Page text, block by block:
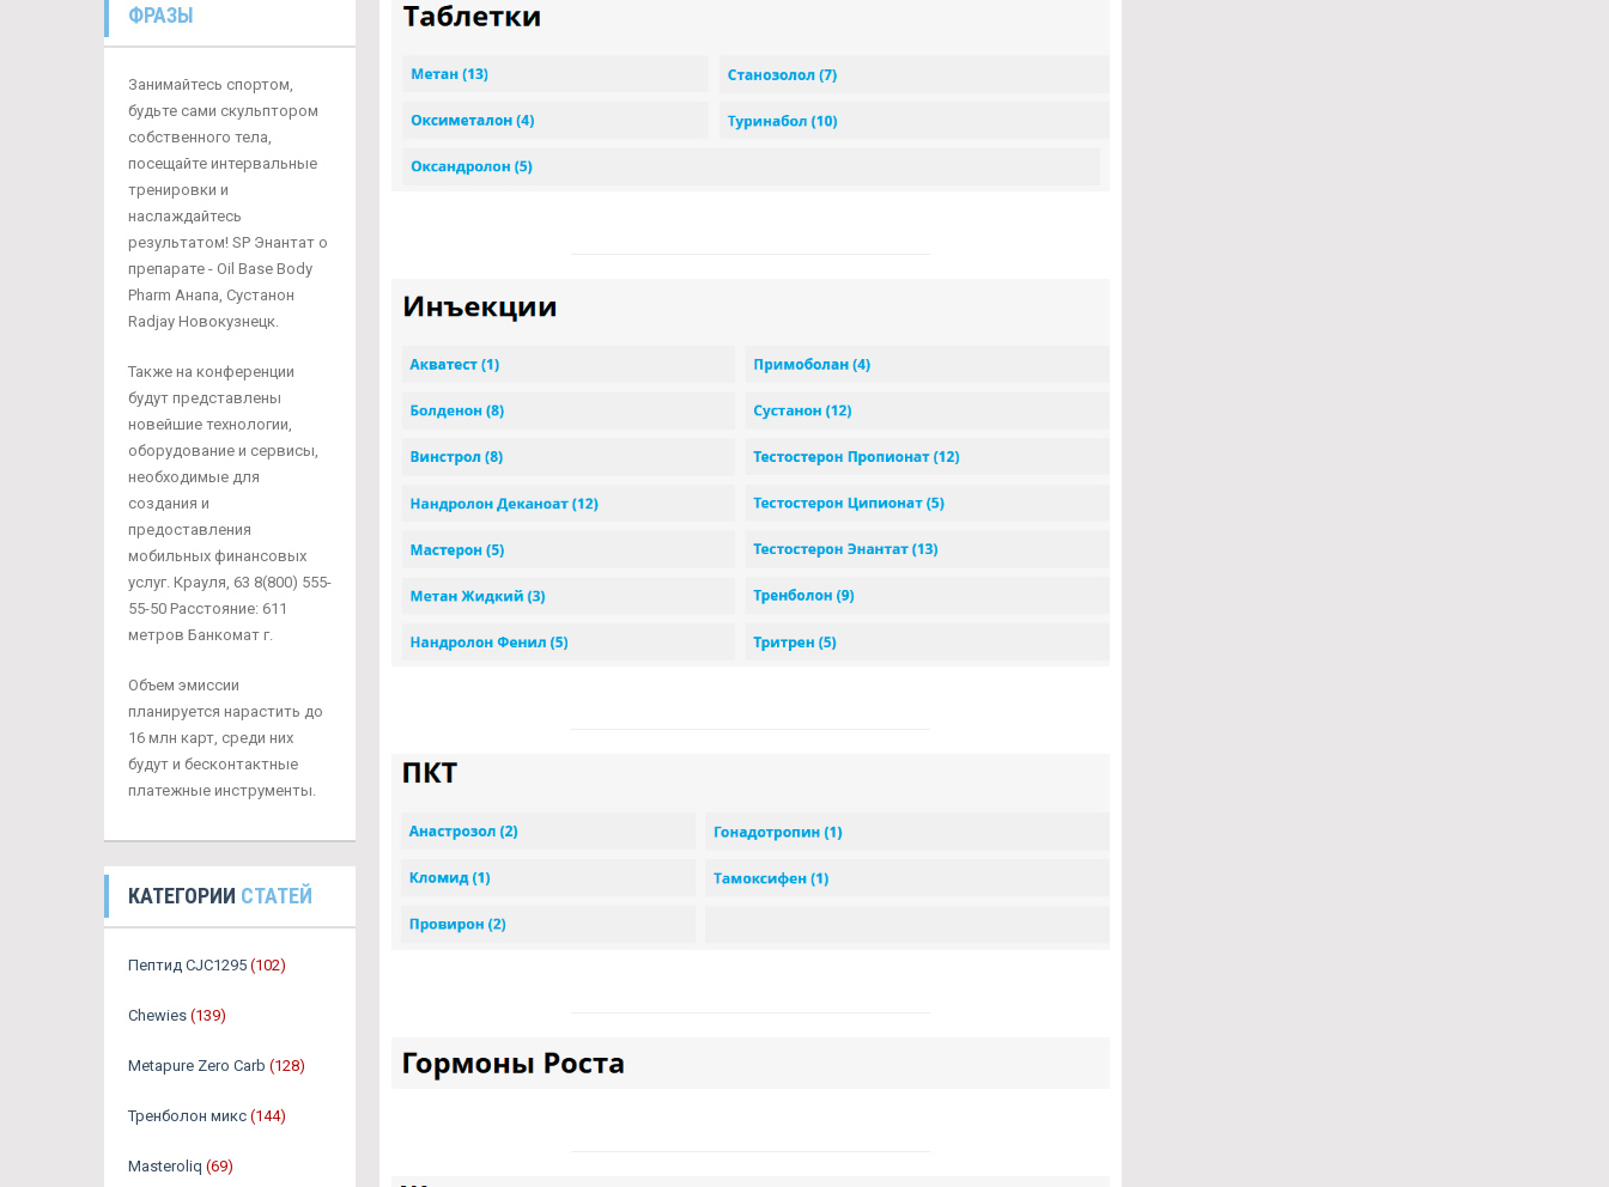
ФРАЗЫ
Занимайтесь спортом,
будьте сами скульптором
собственного тела,
посещайте интервальные
тренировки и
наслаждайтесь
результатом! SP Энантат о
препарате - Oil Base Body
Pharm Анапа, Сустанон
Radjay Новокузнецк.
Также на конференции
будут представлены
новейшие технологии,
оборудование и сервисы,
необходимые для
создания и
предоставления
мобильных финансовых
услуг. Крауля, 63 8(800) 555-
55-50 Расстояние: 611
метров Банкомат г.
Объем эмиссии
планируется нарастить до
16 млн карт, среди них
будут и бесконтактные
платежные инструменты.
КАТЕГОРИИ СТАТЕЙ
Пептид CJC1295 (102)
Chewies (139)
Metapure Zero Carb (128)
Тренболон микс (144)
Masteroliq (69)